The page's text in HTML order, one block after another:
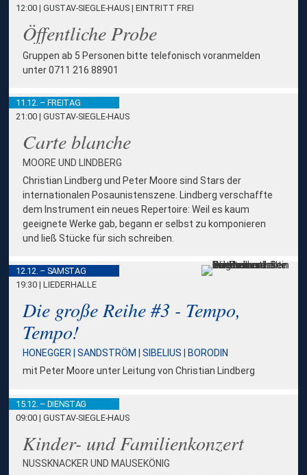
12:00 | GUSTAV-SIEGLE-HAUS|EINTRITT FREI
Öffentliche Probe
Gruppen ab 5 Personen bitte telefonisch voranmelden
unter 0711 216 88901
11.12. – FREITAG
21:00 | GUSTAV-SIEGLE-HAUS
Carte blanche
MOORE UND LINDBERG
Christian Lindberg und Peter Moore sind Stars der
internationalen Posaunistenszene. Lindberg verschaffte
dem Instrument ein neues Repertoire: Weil es kaum
geeignete Werke gab, begann er selbst zu komponieren
und ließ Stücke für sich schreiben.
12.12. – SAMSTAG
19:30 | LIEDERHALLE
Die große Reihe #3 - Tempo,
Tempo!
HONEGGER | SANDSTRÖM | SIBELIUS | BORODIN
mit Peter Moore unter Leitung von Christian Lindberg
15.12. – DIENSTAG
09:00 | GUSTAV-SIEGLE-HAUS
Kinder- und Familienkonzert
NUSSKNACKER UND MAUSEKÖNIG